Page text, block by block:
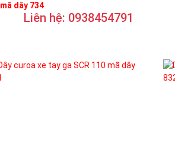
mã dây 734
Liên hệ: 0938454791